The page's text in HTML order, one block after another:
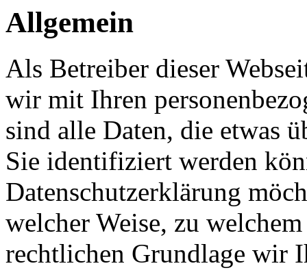
Allgemein
Als Betreiber dieser
wir mit Ihren
sind alle Daten, die etwas
Sie identifiziert werden
Datenschutzerklärung
welcher Weise, zu
rechtlichen Grundlage wir